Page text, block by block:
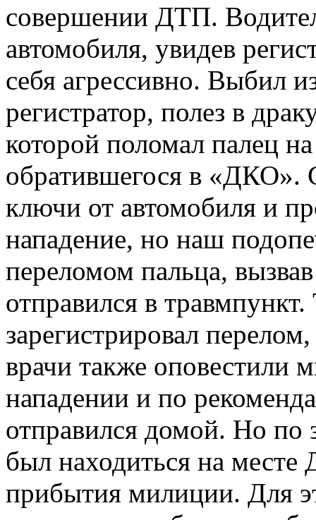
совершении ДТП.
автомобиля, увидев
себя агрессивно. Выбил
регистратор, полез в
которой поломал палец
обратившегося в «ДКО».
ключи от автомобиля и
нападение, но наш
переломом пальца,
отправился в
зарегистрировал
врачи также оповестили
нападении и по
отправился домой. Но по
был находиться на
прибытия милиции. Для